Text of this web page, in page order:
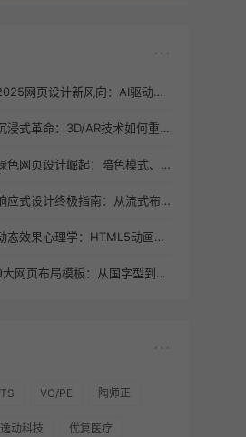
2025网页设计新风向：AI驱动的智能布局与个性化体验
沉浸式革命：3D/AR技术如何重塑网页交互设计
绿色网页设计崛起：暗色模式、轻量代码与可持续托管实践
响应式设计终极指南：从流式布局到媒体查询全解析
动态效果心理学：HTML5动画如何提升用户停留时间
9大网页布局模板：从国字型到POP布局的场景化应用
TS VC/PE 陶师正
逸动科技 优复医疗